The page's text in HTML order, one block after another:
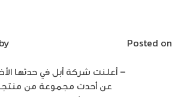
Posted on
– أعلنت شركة أبل في حدثها
عن أحدث مجموعة من